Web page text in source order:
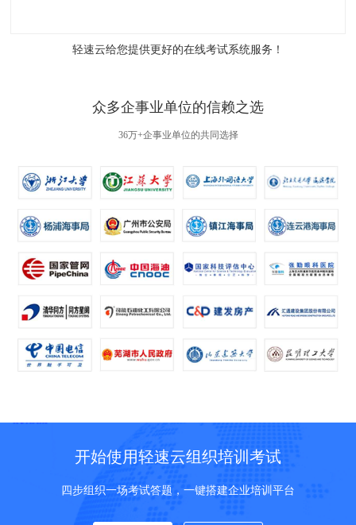
轻速云给您提供更好的在线考试系统服务！
众多企事业单位的信赖之选
36万+企事业单位的共同选择
开始使用轻速云组织培训考试
四步组织一场考试答题，一键搭建企业培训平台